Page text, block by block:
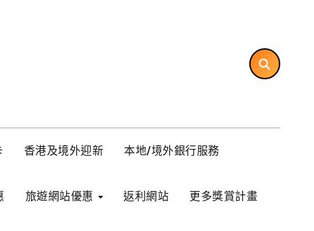
香港及境外迎新 本地/境外銀行服務
旅遊網站優惠 返利網站 更多獎賞計畫